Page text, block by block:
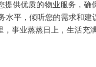
供优质的物业服务，
平，倾听您的需求和建
事业蒸蒸日上，生活充